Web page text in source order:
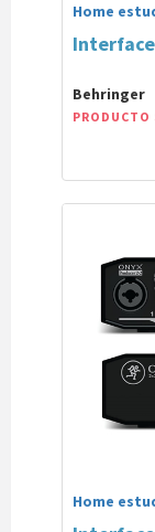
Home
Interface
Behringer
Home